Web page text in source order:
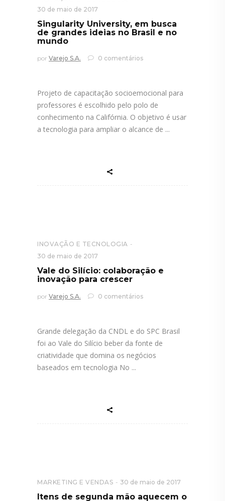
30 de maio de 2017
Singularity University, em busca
de grandes ideias no Brasil e no
mundo
por Varejo S.A. 0 comentários
Projeto de capacitação socioemocional para
professores é escolhido pelo polo de
conhecimento na Califórnia. O objetivo é usar
a tecnologia para ampliar o alcance de
INOVAÇÃO E TECNOLOGIA
30 de maio de 2017
Vale do Silício: colaboração e
inovação para crescer
por Varejo S.A. 0 comentários
Grande delegação da CNDL e do SPC Brasil
foi ao Vale do Silício beber da fonte de
criatividade que domina os negócios
baseados em tecnologia No
MARKETING E VENDAS 30 de maio de 2017
Itens de segunda mão aquecem o